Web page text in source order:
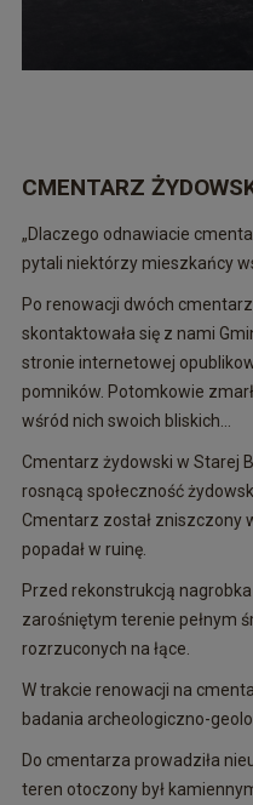
CMENTARZ
„Dlaczego odnawiacie
pytali niektórzy mieszkańcy
Po renowacji dwóch
skontaktowała się z nami
stronie internetowej
pomników. Potomkowie
wśród nich swoich bliskich...
Cmentarz żydowski w Starej
rosnącą społeczność
Cmentarz został zniszczony
popadał w ruinę.
Przed rekonstrukcją
zarośniętym terenie pełnym
rozrzuconych na łące.
W trakcie renowacji na
badania archeologiczno-
Do cmentarza prowadziła
teren otoczony był